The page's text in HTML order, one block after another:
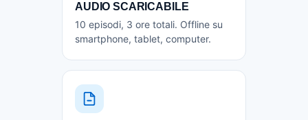
AUDIO SCARICABILE
10 episodi, 3 ore totali. Offline su
smartphone, tablet, computer.